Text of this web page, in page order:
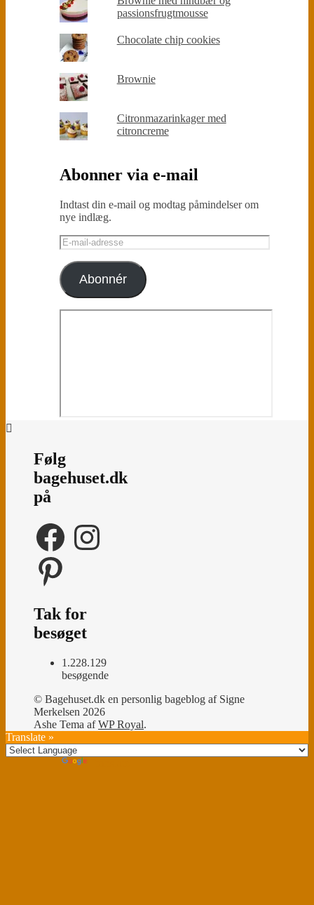
passionsfrugtmousse
Chocolate chip cookies
Brownie
Citronmazarinkager med
citroncreme
Abonner via e-mail
Indtast din e-mail og modtag påmindelser om
nye indlæg.
E-
mail-
adresse
Abonnér
Følg
bagehuset.dk
på
FacebookInstagram
Pinterest
Tak for
besøget
1.228.129
besøgende
© Bagehuset.dk en personlig bageblog af Signe
Merkelsen 2026
Ashe Tema afWP Royal.
Translate »